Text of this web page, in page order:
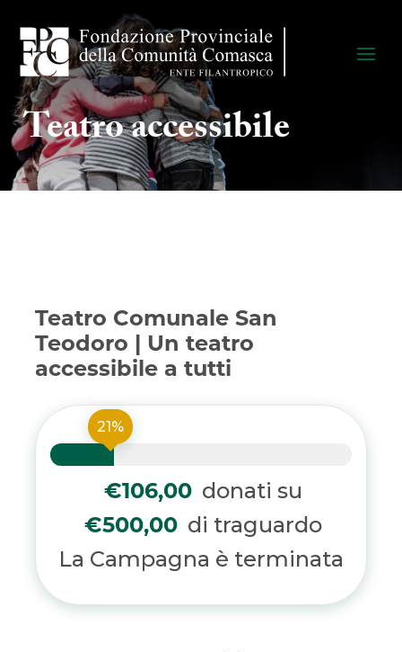
Teatro accessibile
Teatro Comunale San
Teodoro | Un teatro
accessibile a tutti
21%
€106,00 donati su
€500,00 di traguardo
La Campagna è terminata